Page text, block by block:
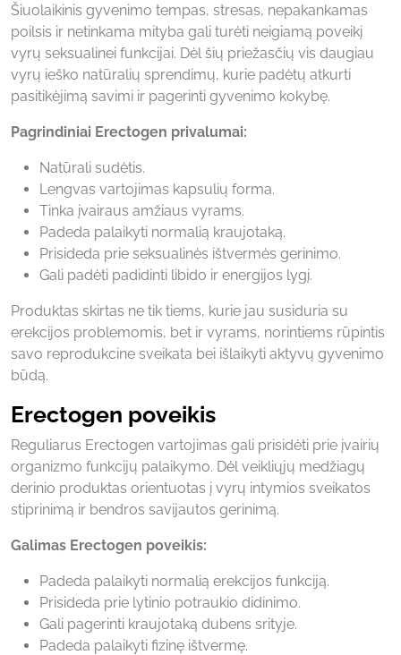
Šiuolaikinis gyvenimo tempas, stresas, nepakankamas
poilsis ir netinkama mityba gali turėti neigiamą poveikį
vyrų seksualinei funkcijai. Dėl šių priežasčių vis daugiau
vyrų ieško natūralių sprendimų, kurie padėtų atkurti
pasitikėjimą savimi ir pagerinti gyvenimo kokybę.
Pagrindiniai Erectogen privalumai:
Natūrali sudėtis.
Lengvas vartojimas kapsulių forma.
Tinka įvairaus amžiaus vyrams.
Padeda palaikyti normalią kraujotaką.
Prisideda prie seksualinės ištvermės gerinimo.
Gali padėti padidinti libido ir energijos lygį.
Produktas skirtas ne tik tiems, kurie jau susiduria su
erekcijos problemomis, bet ir vyrams, norintiems rūpintis
savo reprodukcine sveikata bei išlaikyti aktyvų gyvenimo
būdą.
Erectogen poveikis
Reguliarus Erectogen vartojimas gali prisidėti prie įvairių
organizmo funkcijų palaikymo. Dėl veikliųjų medžiagų
derinio produktas orientuotas į vyrų intymios sveikatos
stiprinimą ir bendros savijautos gerinimą.
Galimas Erectogen poveikis:
Padeda palaikyti normalią erekcijos funkciją.
Prisideda prie lytinio potraukio didinimo.
Gali pagerinti kraujotaką dubens srityje.
Padeda palaikyti fizinę ištvermę.